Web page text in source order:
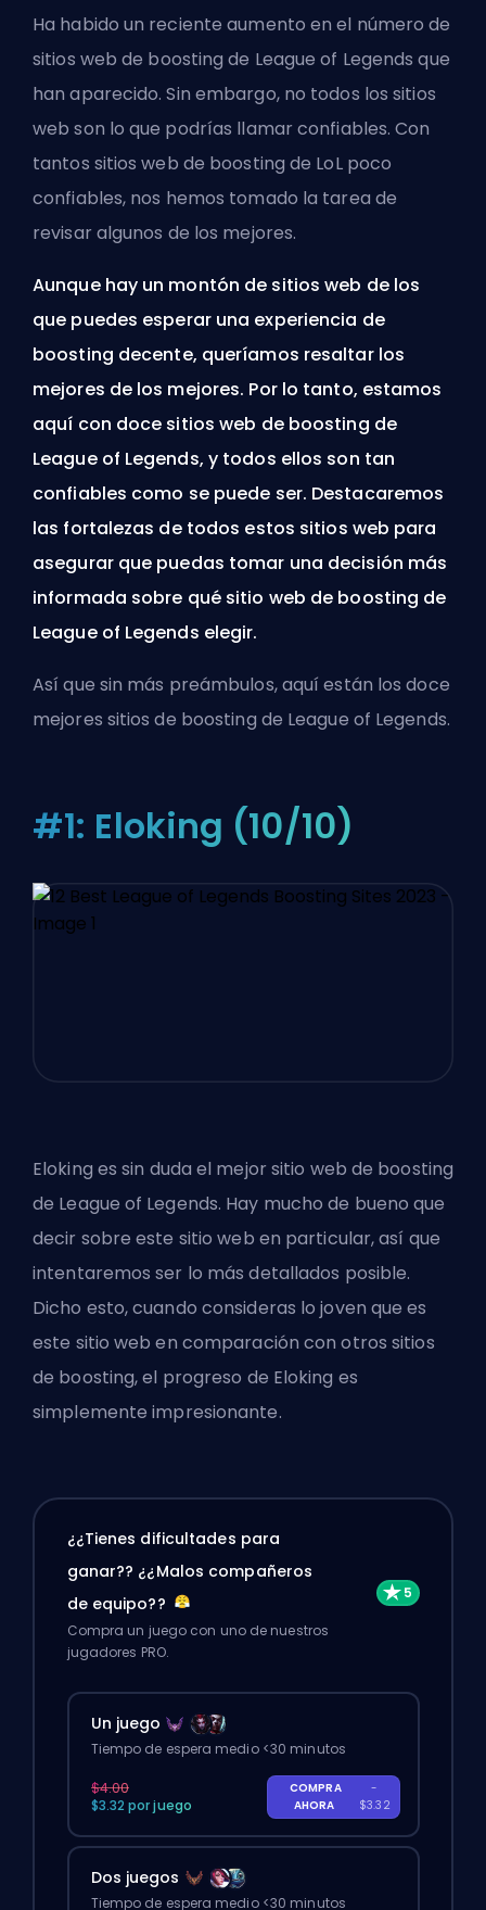
Ha habido un reciente aumento en el número de
sitios web de boosting de League of Legends que
han aparecido. Sin embargo, no todos los sitios
web son lo que podrías llamar confiables. Con
tantos sitios web de boosting de LoL poco
confiables, nos hemos tomado la tarea de
revisar algunos de los mejores.
Aunque hay un montón de sitios web de los
que puedes esperar una experiencia de
boosting decente, queríamos resaltar los
mejores de los mejores. Por lo tanto, estamos
aquí con doce sitios web de boosting de
League of Legends, y todos ellos son tan
confiables como se puede ser. Destacaremos
las fortalezas de todos estos sitios web para
asegurar que puedas tomar una decisión más
informada sobre qué sitio web de boosting de
League of Legends elegir.
Así que sin más preámbulos, aquí están los doce
mejores sitios de boosting de League of Legends.
#1: Eloking (10/10)
Eloking es sin duda el mejor sitio web de boosting
de League of Legends. Hay mucho de bueno que
decir sobre este sitio web en particular, así que
intentaremos ser lo más detallados posible.
Dicho esto, cuando consideras lo joven que es
este sitio web en comparación con otros sitios
de boosting, el progreso de Eloking es
simplemente impresionante.
¿¿Tienes dificultades para
ganar?? ¿¿Malos compañeros
de equipo??
Compra un juego con uno de nuestros
jugadores PRO.
Un juego
Tiempo de espera medio <30 minutos
$4.00
$3.32 por juego
COMPRA
AHORA
-
$3.32
Dos juegos
Tiempo de espera medio <30 minutos